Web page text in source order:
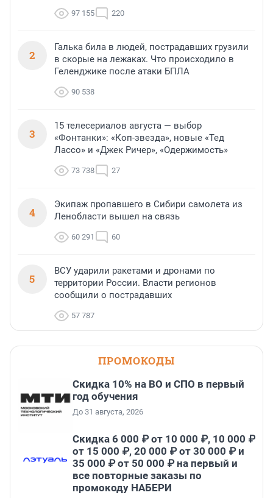
97 155 220
2
Галька била в людей, пострадавших грузили
в скорые на лежаках. Что происходило в
Геленджике после атаки БПЛА
90 538
3
15 телесериалов августа — выбор
«Фонтанки»: «Коп-звезда», новые «Тед
Лассо» и «Джек Ричер», «Одержимость»
73 738 27
4
Экипаж пропавшего в Сибири самолета из
Ленобласти вышел на связь
60 291 60
5
ВСУ ударили ракетами и дронами по
территории России. Власти регионов
сообщили о пострадавших
57 787
ПРОМОКОДЫ
Скидка 10% на ВО и СПО в первый
год обучения
До 31 августа, 2026
Скидка 6 000 ₽ от 10 000 ₽, 10 000 ₽
от 15 000 ₽, 20 000 ₽ от 30 000 ₽ и
35 000 ₽ от 50 000 ₽ на первый и
все повторные заказы по
промокоду НАБЕРИ